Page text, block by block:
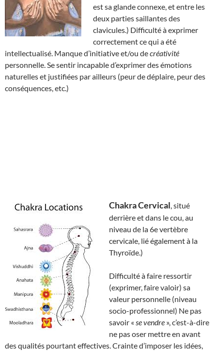
est sa glande connexe, et entre les
deux parties saillantes des
clavicules.) Difficulté à exprimer
correctement ce qui a été
intellectualisé. Manque d’initiative et/ou decréativité
personnelle. Se sentir incapable d’exprimer des émotions
naturelles et justifiées par ailleurs (peur de déplaire, peur des
conséquences, etc.)
Chakra Cervical, situé
derrière et dans le cou, au
niveau de la 6e vertèbre
cervicale, lié également à la
Thyroïde.)
Difficulté à faire ressortir
(exprimer, faire valoir) sa
valeur personnelle (niveau
socio-professionnel) Ne pas
savoir « se vendre », c’est-à-dire
ne pas oser mettre en avant
des qualités pourtant effectives. Crainte d’imposer les idées,